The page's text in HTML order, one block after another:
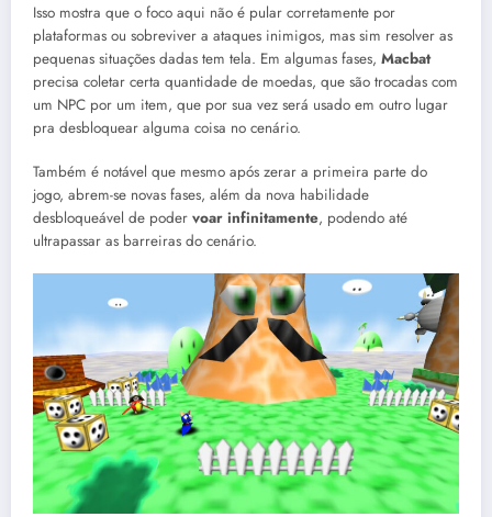
Isso mostra que o foco aqui não é pular corretamente por
plataformas ou sobreviver a ataques inimigos, mas sim resolver as
pequenas situações dadas tem tela. Em algumas fases, Macbat
precisa coletar certa quantidade de moedas, que são trocadas com
um NPC por um item, que por sua vez será usado em outro lugar
pra desbloquear alguma coisa no cenário.
Também é notável que mesmo após zerar a primeira parte do
jogo, abrem-se novas fases, além da nova habilidade
desbloqueável de poder voar infinitamente, podendo até
ultrapassar as barreiras do cenário.